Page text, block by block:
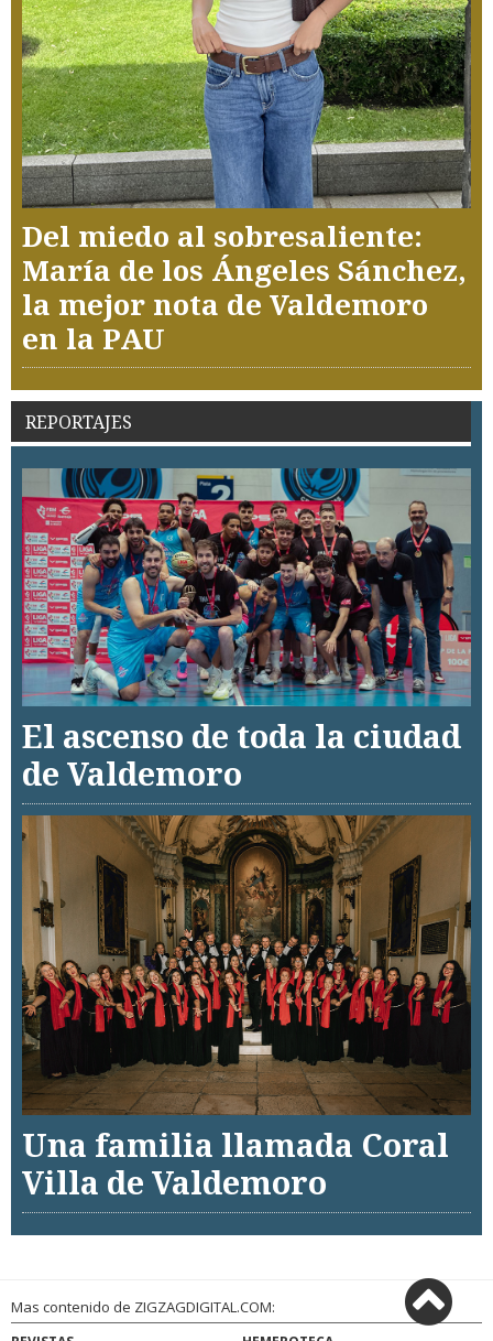
Del miedo al sobresaliente:
María de los Ángeles Sánchez,
la mejor nota de Valdemoro
en la PAU
REPORTAJES
El ascenso de toda la ciudad
de Valdemoro
Una familia llamada Coral
Villa de Valdemoro
Mas contenido de ZIGZAGDIGITAL.COM: